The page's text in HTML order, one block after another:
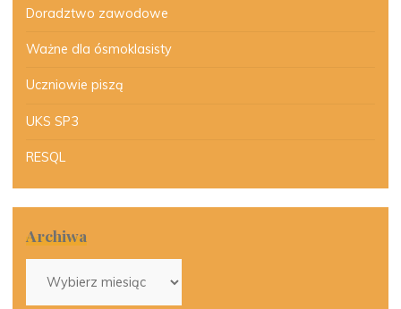
Doradztwo zawodowe
Ważne dla ósmoklasisty
Uczniowie piszą
UKS SP3
RESQL
Archiwa